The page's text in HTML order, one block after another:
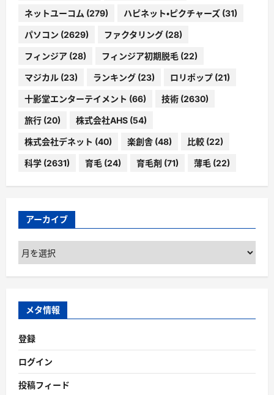
ネットユーコム (279) ハピネット・ピクチャーズ (31)
パソコン (2629) ファクタリング (28)
フィンジア (28) フィンジア初期脱毛 (22)
マジカル (23) ランキング (23) ロリポップ (21)
十影堂エンターテイメント (66) 技術 (2630)
旅行 (20) 株式会社AHS (54)
株式会社デネット (40) 楽創舎 (48) 比較 (22)
科学 (2631) 育毛 (24) 育毛剤 (71) 薄毛 (22)
アーカイブ
ア
ー
カ
ブ
メタ情報
登録
ログイン
投稿フィード